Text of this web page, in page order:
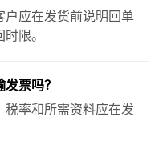
户应在发货前说明回单
限。
票吗？
税率和所需资料应在发